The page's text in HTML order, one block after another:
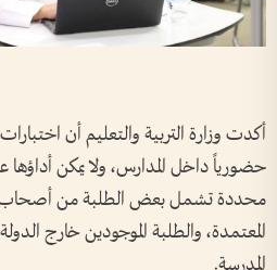
أكدت وزارة التربية والتعليم أن
حضورياً داخل المدارس، ولا يمكن أداؤها
محددة تشمل بعض الطلبة من أصحاب
المعتمدة، والطلبة الموجودين خارج